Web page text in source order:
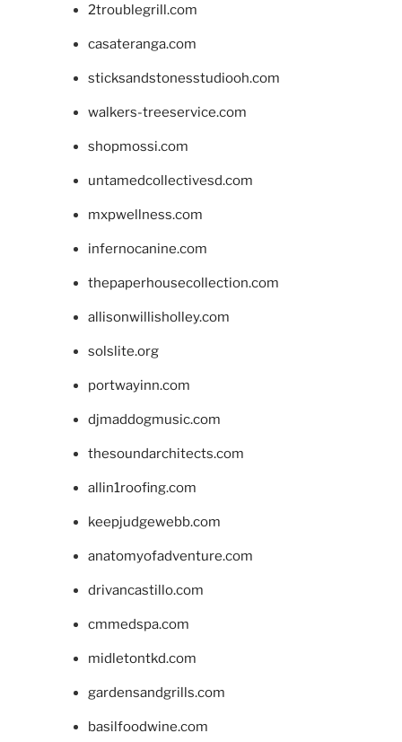
2troublegrill.com
casateranga.com
sticksandstonesstudiooh.com
walkers-treeservice.com
shopmossi.com
untamedcollectivesd.com
mxpwellness.com
infernocanine.com
thepaperhousecollection.com
allisonwillisholley.com
solslite.org
portwayinn.com
djmaddogmusic.com
thesoundarchitects.com
allin1roofing.com
keepjudgewebb.com
anatomyofadventure.com
drivancastillo.com
cmmedspa.com
midletontkd.com
gardensandgrills.com
basilfoodwine.com